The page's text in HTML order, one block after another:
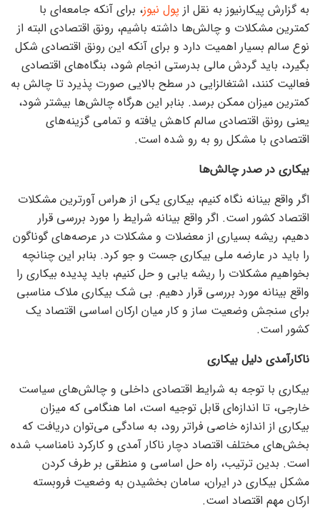
به گزارش پیکارنیوز به نقل از پول نیوز، برای آنکه جامعه‌ای با
کمترین مشکلات و چالش‌ها داشته باشیم، رونق اقتصادی البته از
نوع سالم بسیار اهمیت دارد و برای آنکه این رونق اقتصادی شکل
بگیرد، باید گردش مالی بدرستی انجام شود، بنگاه‌های اقتصادی
فعالیت کنند، اشتغالزایی در سطح بالایی صورت پذیرد تا چالش به
کمترین میزان ممکن برسد. بنابر این هرگاه چالش‌ها بیشتر شود،
یعنی رونق اقتصادی سالم کاهش یافته و تمامی گزینه‌های
اقتصادی با مشکل رو به رو شده است.
بیکاری در صدر چالش‌ها
اگر واقع بینانه نگاه کنیم، بیکاری یکی از هراس آورترین مشکلات
اقتصاد کشور است. اگر واقع بینانه شرایط را مورد بررسی قرار
دهیم، ریشه بسیاری از معضلات و مشکلات در عرصه‌های گوناگون
را باید در عارضه ملی بیکاری جست و جو کرد. بنابر این چنانچه
بخواهیم مشکلات را ریشه یابی و حل کنیم، باید پدیده بیکاری را
واقع بینانه مورد بررسی قرار دهیم. بی شک بیکاری ملاک مناسبی
برای سنجش وضعیت ساز و کار میان ارکان اساسی اقتصاد یک
کشور است.
ناکارآمدی دلیل بیکاری
بیکاری با توجه به شرایط اقتصادی داخلی و چالش‌های سیاست
خارجی، تا اندازه‌ای قابل توجیه است، اما هنگامی که میزان
بیکاری از اندازه خاصی فراتر رود، به سادگی می‌توان دریافت که
بخش‌های مختلف اقتصاد دچار ناکار آمدی و کارکرد نامناسب شده
است. بدین ترتیب، راه حل اساسی و منطقی بر طرف کردن
مشکل بیکاری در ایران، سامان بخشیدن به وضعیت فروبسته
ارکان مهم اقتصاد است.